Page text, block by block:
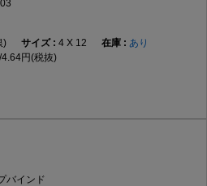
) 4 X 12
あり
4.64円(税抜)
バインド